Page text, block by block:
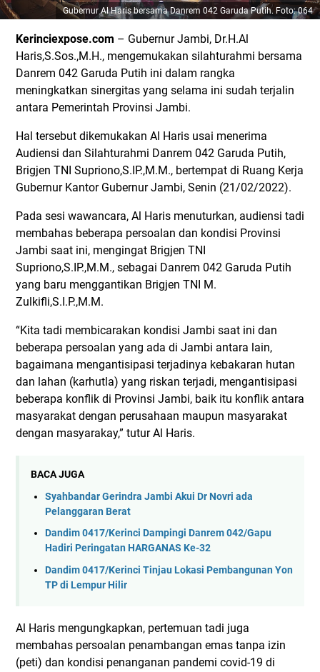
Gubernur Al Haris bersama Danrem 042 Garuda Putih. Foto: 064
Kerinciexpose.com – Gubernur Jambi, Dr.H.Al
Haris,S.Sos.,M.H., mengemukakan silahturahmi bersama
Danrem 042 Garuda Putih ini dalam rangka
meningkatkan sinergitas yang selama ini sudah terjalin
antara Pemerintah Provinsi Jambi.
Hal tersebut dikemukakan Al Haris usai menerima
Audiensi dan Silahturahmi Danrem 042 Garuda Putih,
Brigjen TNI Supriono,S.IP.,M.M., bertempat di Ruang Kerja
Gubernur Kantor Gubernur Jambi, Senin (21/02/2022).
Pada sesi wawancara, Al Haris menuturkan, audiensi tadi
membahas beberapa persoalan dan kondisi Provinsi
Jambi saat ini, mengingat Brigjen TNI
Supriono,S.IP.,M.M., sebagai Danrem 042 Garuda Putih
yang baru menggantikan Brigjen TNI M.
Zulkifli,S.I.P.,M.M.
“Kita tadi membicarakan kondisi Jambi saat ini dan
beberapa persoalan yang ada di Jambi antara lain,
bagaimana mengantisipasi terjadinya kebakaran hutan
dan lahan (karhutla) yang riskan terjadi, mengantisipasi
beberapa konflik di Provinsi Jambi, baik itu konflik antara
masyarakat dengan perusahaan maupun masyarakat
dengan masyarakay,” tutur Al Haris.
BACA JUGA
Syahbandar Gerindra Jambi Akui Dr Novri ada
Pelanggaran Berat
Dandim 0417/Kerinci Dampingi Danrem 042/Gapu
Hadiri Peringatan HARGANAS Ke-32
Dandim 0417/Kerinci Tinjau Lokasi Pembangunan Yon
TP di Lempur Hilir
Al Haris mengungkapkan, pertemuan tadi juga
membahas persoalan penambangan emas tanpa izin
(peti) dan kondisi penanganan pandemi covid-19 di